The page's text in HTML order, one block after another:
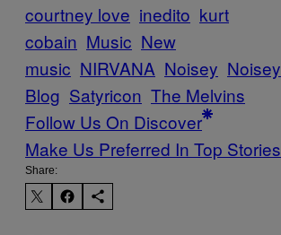
courtney love inedito kurt
cobain Music New
music NIRVANA Noisey Noisey
Blog Satyricon The Melvins
Follow Us On Discover
Make Us Preferred In Top Stories
Share: